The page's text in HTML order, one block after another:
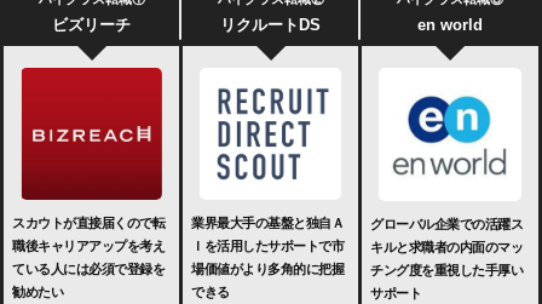
ビズリーチ リクルートDS en world
スカウトが直接届くので転
職後キャリアアップを考え
ている人には必須で登録を
勧めたい
業界最大手の基盤と独自Ａ
Ｉを活用したサポートで市
場価値がより多角的に把握
できる
グローバル企業での活躍ス
キルと求職者の内面のマッ
チング度を重視した手厚い
サポート